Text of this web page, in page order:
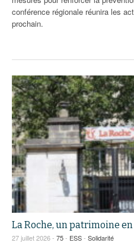
conférence régionale réunira les
prochain.
La Roche, un patrimoine
27 juillet 2026 - 75- ESS- Solidarité